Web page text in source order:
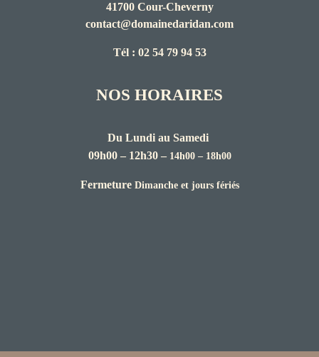
41700 Cour-Cheverny
contact@domainedaridan.com
Tél : 02 54 79 94 53
NOS HORAIRES
Du Lundi au Samedi
09h00 – 12h30 – 14h00 – 18h00
Fermeture Dimanche et jours fériés